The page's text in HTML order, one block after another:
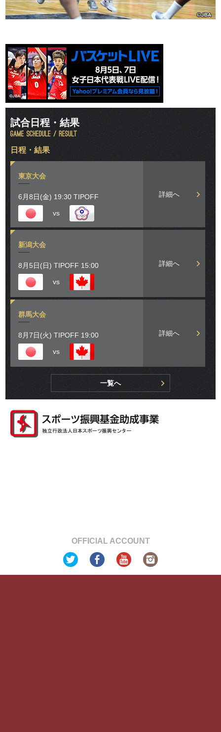
試合日程・結果
日程・結果
東京大会
6月8日(金) 19:30 TIPOFF
vs
詳細へ
新潟大会
8月5日(日) TIPOFF 15:00
vs
詳細へ
群馬大会
8月7日(火) TIPOFF 19:00
vs
詳細へ
一覧へ
OFFICIAL ACCOUNT